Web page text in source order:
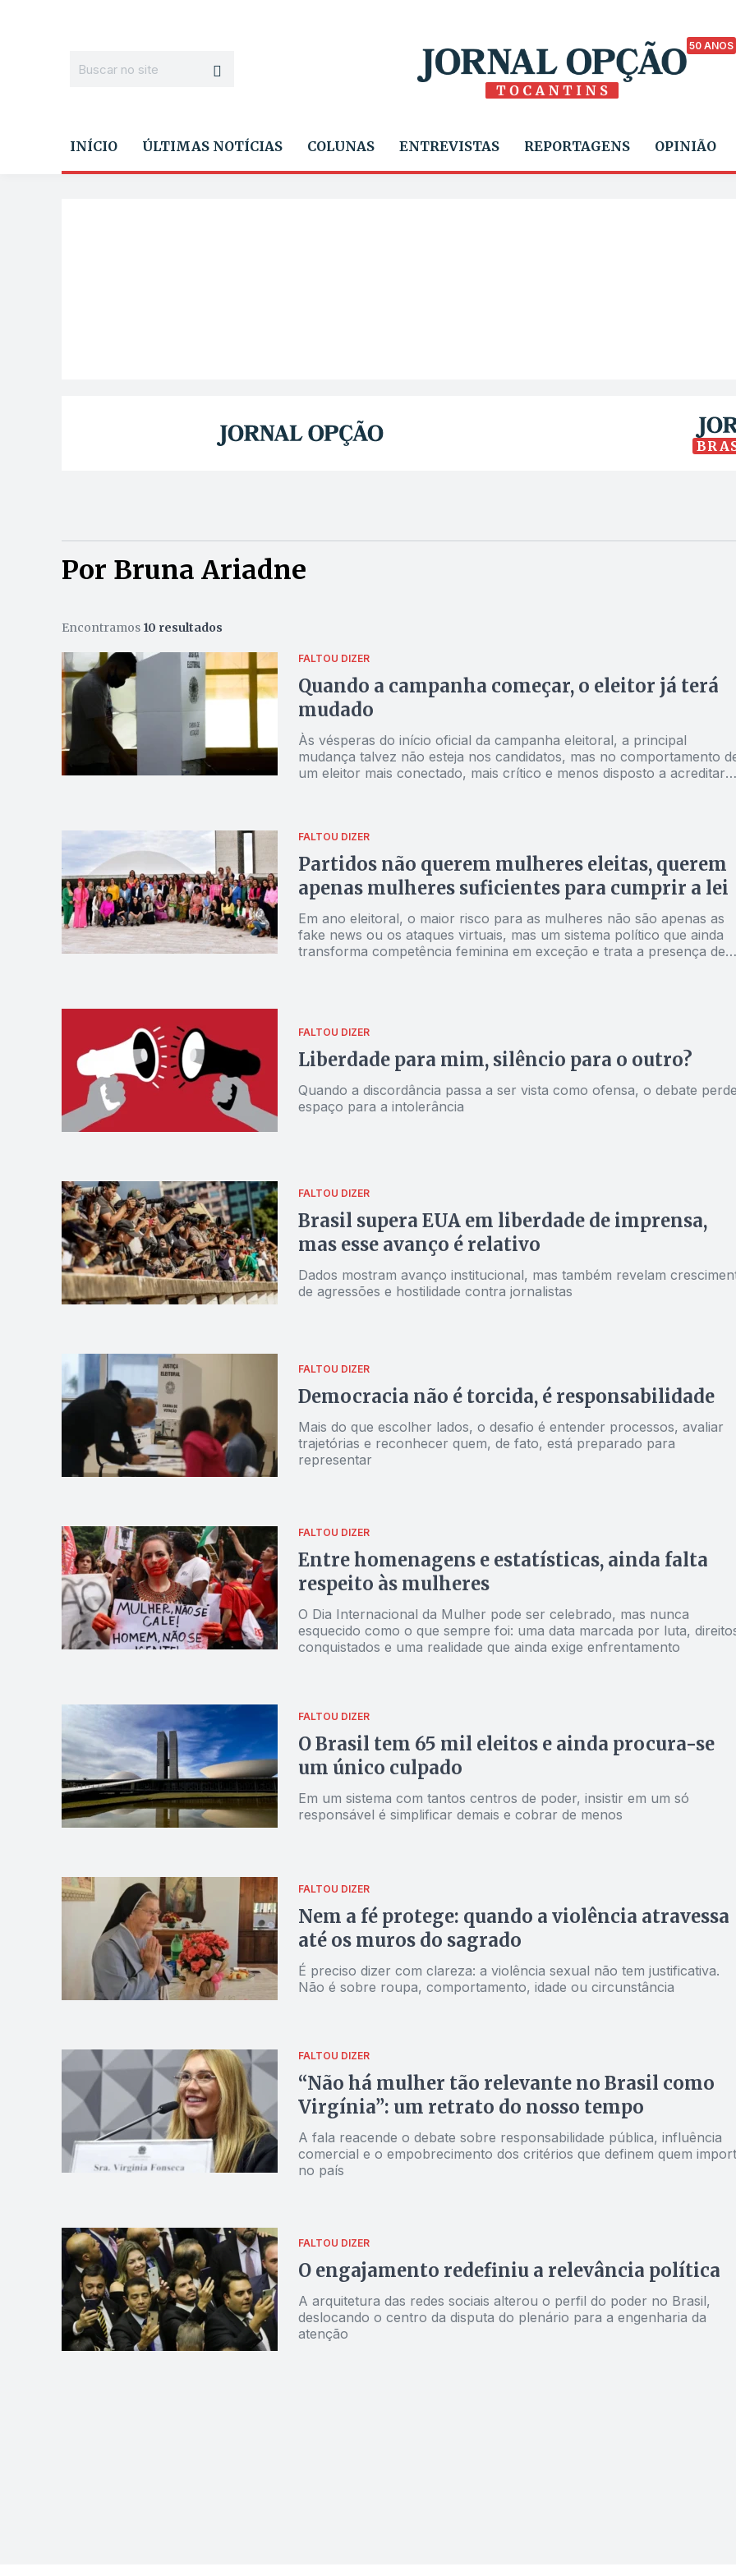
50 ANOS
INÍCIO ÚLTIMAS NOTÍCIAS COLUNAS ENTREVISTAS REPORTAGENS OPINIÃO
Por Bruna Ariadne
Encontramos 10 resultados
FALTOU DIZER
Quando a campanha começar, o eleitor já terá
mudado
Às vésperas do início oficial da campanha eleitoral, a principal
mudança talvez não esteja nos candidatos, mas no comportamento
um eleitor mais conectado, mais crítico e menos disposto a acreditar
FALTOU DIZER
Partidos não querem mulheres eleitas, querem
apenas mulheres suficientes para cumprir a lei
Em ano eleitoral, o maior risco para as mulheres não são apenas as
fake news ou os ataques virtuais, mas um sistema político que ainda
transforma competência feminina em exceção e trata a presença de
FALTOU DIZER
Liberdade para mim, silêncio para o outro?
Quando a discordância passa a ser vista como ofensa, o debate
espaço para a intolerância
FALTOU DIZER
Brasil supera EUA em liberdade de imprensa,
mas esse avanço é relativo
Dados mostram avanço institucional, mas também revelam
de agressões e hostilidade contra jornalistas
FALTOU DIZER
Democracia não é torcida, é responsabilidade
Mais do que escolher lados, o desafio é entender processos, avaliar
trajetórias e reconhecer quem, de fato, está preparado para
representar
FALTOU DIZER
Entre homenagens e estatísticas, ainda falta
respeito às mulheres
O Dia Internacional da Mulher pode ser celebrado, mas nunca
esquecido como o que sempre foi: uma data marcada por luta,
conquistados e uma realidade que ainda exige enfrentamento
FALTOU DIZER
O Brasil tem 65 mil eleitos e ainda procura-se
um único culpado
Em um sistema com tantos centros de poder, insistir em um só
responsável é simplificar demais e cobrar de menos
FALTOU DIZER
Nem a fé protege: quando a violência atravessa
até os muros do sagrado
É preciso dizer com clareza: a violência sexual não tem justificativa.
Não é sobre roupa, comportamento, idade ou circunstância
FALTOU DIZER
“Não há mulher tão relevante no Brasil como
Virgínia”: um retrato do nosso tempo
A fala reacende o debate sobre responsabilidade pública, influência
comercial e o empobrecimento dos critérios que definem quem
no país
FALTOU DIZER
O engajamento redefiniu a relevância política
A arquitetura das redes sociais alterou o perfil do poder no Brasil,
deslocando o centro da disputa do plenário para a engenharia da
atenção